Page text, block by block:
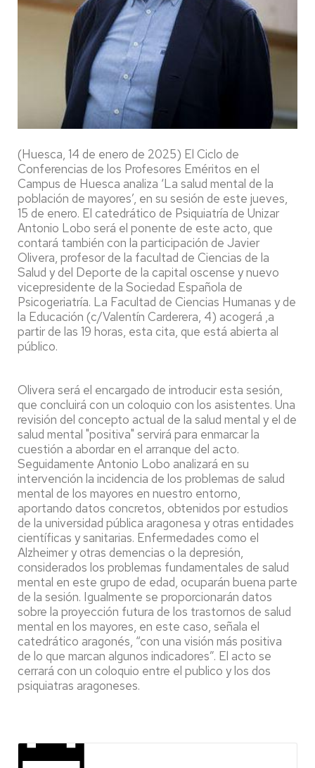
(Huesca, 14 de enero de 2025) El Ciclo de
Conferencias de los Profesores Eméritos en el
Campus de Huesca analiza ‘La salud mental de la
población de mayores’, en su sesión de este jueves,
15 de enero. El catedrático de Psiquiatría de Unizar
Antonio Lobo será el ponente de este acto, que
contará también con la participación de Javier
Olivera, profesor de la facultad de Ciencias de la
Salud y del Deporte de la capital oscense y nuevo
vicepresidente de la Sociedad Española de
Psicogeriatría. La Facultad de Ciencias Humanas y de
la Educación (c/Valentín Carderera, 4) acogerá ,a
partir de las 19 horas, esta cita, que está abierta al
público.
Olivera será el encargado de introducir esta sesión,
que concluirá con un coloquio con los asistentes. Una
revisión del concepto actual de la salud mental y el de
salud mental "positiva" servirá para enmarcar la
cuestión a abordar en el arranque del acto.
Seguidamente Antonio Lobo analizará en su
intervención la incidencia de los problemas de salud
mental de los mayores en nuestro entorno,
aportando datos concretos, obtenidos por estudios
de la universidad pública aragonesa y otras entidades
científicas y sanitarias. Enfermedades como el
Alzheimer y otras demencias o la depresión,
considerados los problemas fundamentales de salud
mental en este grupo de edad, ocuparán buena parte
de la sesión. Igualmente se proporcionarán datos
sobre la proyección futura de los trastornos de salud
mental en los mayores, en este caso, señala el
catedrático aragonés, “con una visión más positiva
de lo que marcan algunos indicadores”. El acto se
cerrará con un coloquio entre el publico y los dos
psiquiatras aragoneses.